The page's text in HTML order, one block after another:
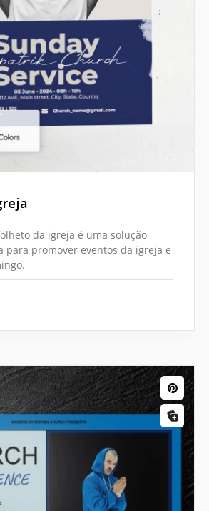
da igreja é uma solução
para promover eventos da igreja e